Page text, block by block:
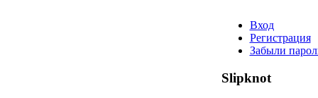
Вход
Регистрация
Забыли
Slipknot